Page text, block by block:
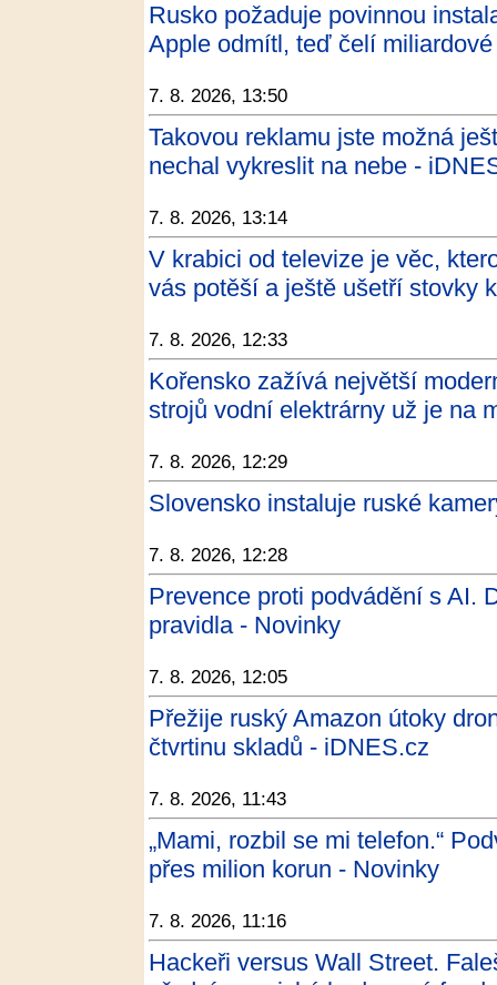
Rusko požaduje povinnou
Apple odmítl, teď čelí
7. 8. 2026, 13:50
Takovou reklamu jste možná
nechal vykreslit na nebe -
7. 8. 2026, 13:14
V krabici od televize je věc,
vás potěší a ještě ušetří stovky
7. 8. 2026, 12:33
Kořensko zažívá největší
strojů vodní elektrárny už je na
7. 8. 2026, 12:29
Slovensko instaluje ruské
7. 8. 2026, 12:28
Prevence proti podvádění s AI.
pravidla - Novinky
7. 8. 2026, 12:05
Přežije ruský Amazon útoky
čtvrtinu skladů - iDNES.cz
7. 8. 2026, 11:43
„Mami, rozbil se mi telefon.“
přes milion korun - Novinky
7. 8. 2026, 11:16
Hackeři versus Wall Street.